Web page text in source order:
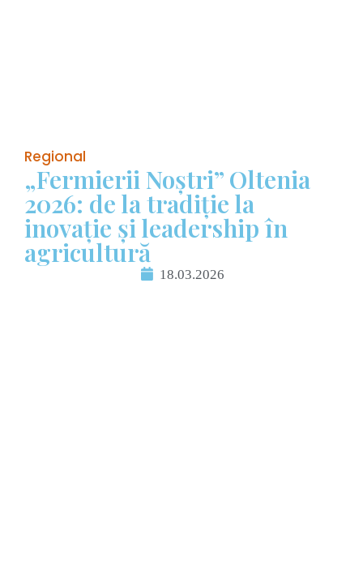
Regional
„Fermierii Noștri” Oltenia
2026: de la tradiție la
inovație și leadership în
agricultură
18.03.2026